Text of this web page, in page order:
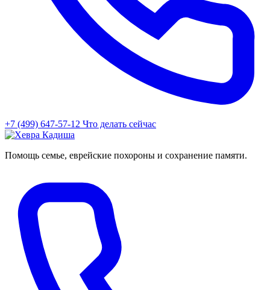
+7 (499) 647-57-12 Что делать сейчас
Помощь семье, еврейские похороны и сохранение памяти.